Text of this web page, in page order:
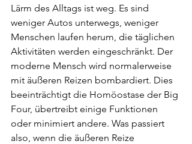
Lärm des Alltags ist weg. Es sind
weniger Autos unterwegs, weniger
Menschen laufen herum, die täglichen
Aktivitäten werden eingeschränkt. Der
moderne Mensch wird normalerweise
mit äußeren Reizen bombardiert. Dies
beeinträchtigt die Homöostase der Big
Four, übertreibt einige Funktionen
oder minimiert andere. Was passiert
also, wenn die äußeren Reize